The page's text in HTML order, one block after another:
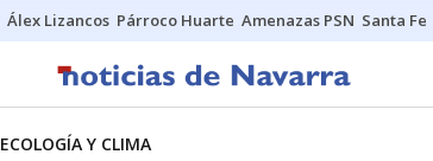
Álex Lizancos Párroco Huarte Amenazas PSN Santa Fe
ECOLOGÍA Y CLIMA